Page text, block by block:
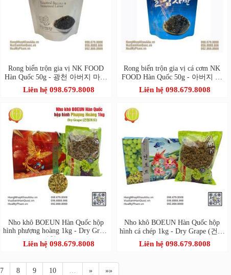
Rong biển trộn gia vị NK FOOD
Hàn Quốc 50g - 광천 아버지 마음
을 담아 돌김자반
Liên hệ 098.679.8008
Rong biển trộn gia vị cá cơm NK
FOOD Hàn Quốc 50g - 아버지 마
음을 담아 멸치새우 돌김자반볶음
Liên hệ 098.679.8008
Nho khô BOEUN Hàn Quốc hộp
hình phượng hoàng 1kg - Dry Grape
Liên hệ 098.679.8008
Nho khô BOEUN Hàn Quốc hộp
hình cá chép 1kg - Dry Grape (건청
포도)
Liên hệ 098.679.8008
7 8 9 10 » »»